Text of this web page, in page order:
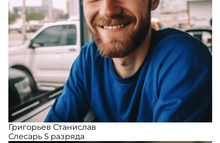
Григорьев Станислав
Слесарь 5 разряда